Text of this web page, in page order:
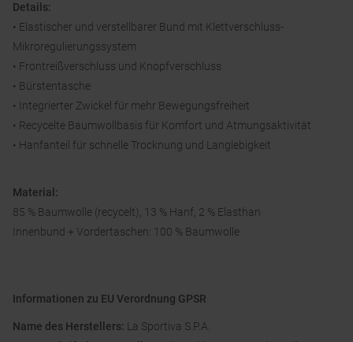
Details:
• Elastischer und verstellbarer Bund mit Klettverschluss-
Mikroregulierungssystem
• Frontreißverschluss und Knopfverschluss
• Bürstentasche
• Integrierter Zwickel für mehr Bewegungsfreiheit
• Recycelte Baumwollbasis für Komfort und Atmungsaktivität
• Hanfanteil für schnelle Trocknung und Langlebigkeit
Material:
85 % Baumwolle (recycelt), 13 % Hanf, 2 % Elasthan
Innenbund + Vordertaschen: 100 % Baumwolle
Informationen zu EU Verordnung GPSR
Name des Herstellers: La Sportiva S.P.A.